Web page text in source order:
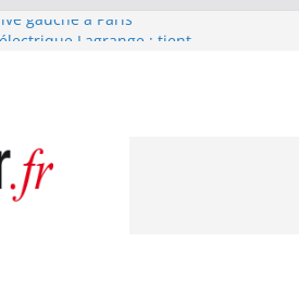
gauche à Paris
avec Laphroaig
japonais Karuizawa